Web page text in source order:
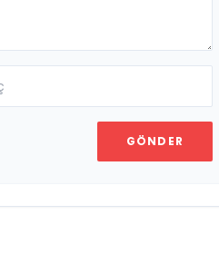
GÖNDER